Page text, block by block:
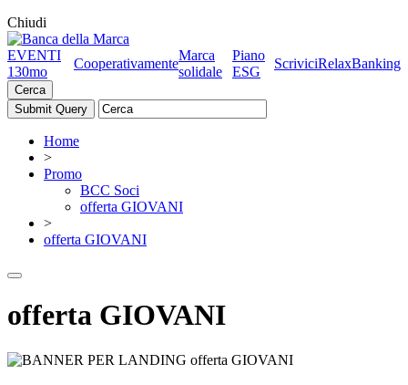
Chiudi
EVENTI
130mo
Cooperativamente
Marca
solidale
Piano
ESG
ScriviciRelaxBanking
Cerca
Home
>
Promo
BCC Soci
offerta GIOVANI
>
offerta GIOVANI
offerta GIOVANI